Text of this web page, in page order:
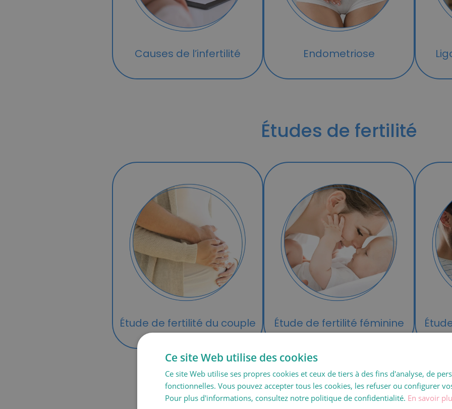
Causes de l’infertilité Endometriose
Études de fertilité
Étude de fertilité du couple Étude de fertilité féminine
Ce site Web utilise des cookies
Ce site Web utilise ses propres cookies et ceux de tiers à des fins d'analyse, de
fonctionnelles. Vous pouvez accepter tous les cookies, les refuser ou configurer
Pour plus d'informations, consultez notre politique de confidentialité. En savoir